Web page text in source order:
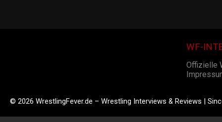
WF-
Offizielle
© 2026 WrestlingFever.de – Wrestling Interviews & Reviews |